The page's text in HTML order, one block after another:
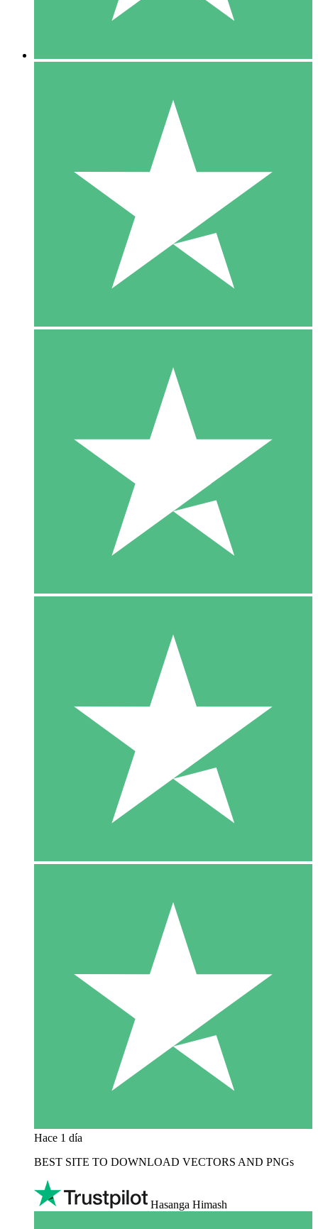
Hace 1 día
BEST SITE TO DOWNLOAD VECTORS AND PNGs
Hasanga Himash